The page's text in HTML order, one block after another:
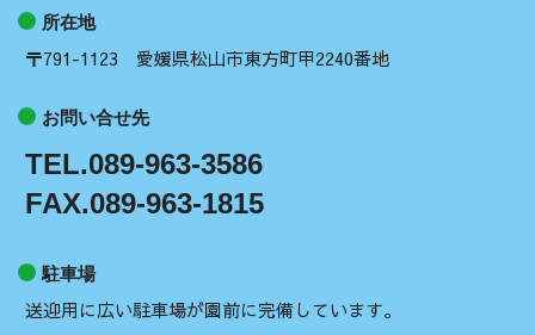
所在地
〒791-1123 愛媛県松山市東方町甲2240番地
お問い合せ先
TEL.089-963-3586
FAX.089-963-1815
駐車場
送迎用に広い駐車場が園前に完備しています。